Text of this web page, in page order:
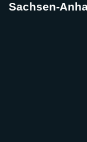
Sachsen-